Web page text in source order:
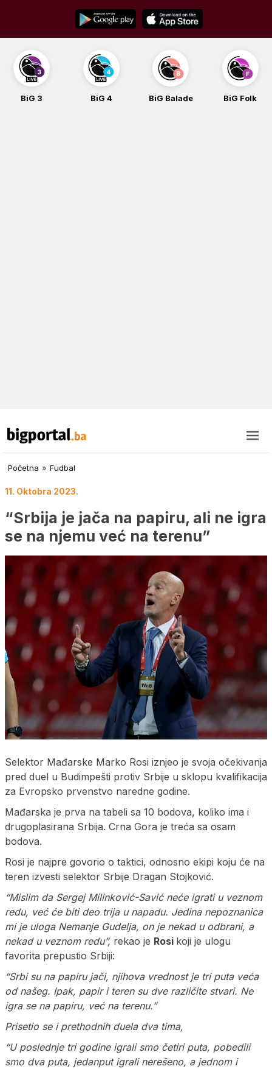
content
BiG 3 BiG 4 BiG Balade BiG Folk
Početna » Fudbal
11. Oktobra 2023.
“Srbija je jača na papiru, ali ne igra
se na njemu već na terenu”
Selektor Mađarske Marko Rosi iznjeo je svoja očekivanja
pred duel u Budimpešti protiv Srbije u sklopu kvalifikacija
za Evropsko prvenstvo naredne godine.
Mađarska je prva na tabeli sa 10 bodova, koliko ima i
drugoplasirana Srbija. Crna Gora je treća sa osam
bodova.
Rosi je najpre govorio o taktici, odnosno ekipi koju će na
teren izvesti selektor Srbije Dragan Stojković.
“Mislim da Sergej Milinković-Savić neće igrati u veznom
redu, već će biti deo trija u napadu. Jedina nepoznanica
mi je uloga Nemanje Gudelja, on je nekad u odbrani, a
nekad u veznom redu”, rekao je Rosi koji je ulogu
favorita prepustio Srbiji:
“Srbi su na papiru jači, njihova vrednost je tri puta veća
od našeg. Ipak, papir i teren su dve različite stvari. Ne
igra se na papiru, već na terenu.”
Prisetio se i prethodnih duela dva tima,
“U poslednje tri godine igrali smo četiri puta, pobedili
smo dva puta, jedanput igrali nerešeno, a jednom i